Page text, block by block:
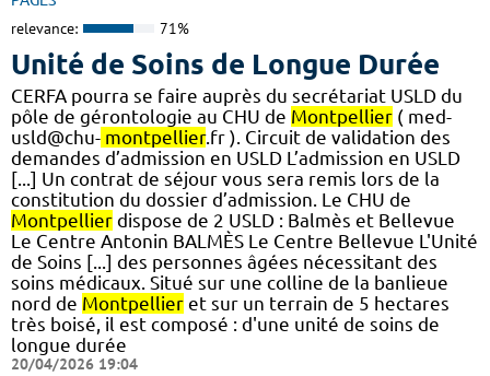
relevance: 71%
Unité de Soins de Longue Durée
CERFA pourra se faire auprès du secrétariat USLD du
pôle de gérontologie au CHU de Montpellier ( med-
usld@chu- montpellier.fr ). Circuit de validation des
demandes d’admission en USLD L’admission en USLD
[...] Un contrat de séjour vous sera remis lors de la
constitution du dossier d’admission. Le CHU de
Montpellier dispose de 2 USLD : Balmès et Bellevue
Le Centre Antonin BALMÈS Le Centre Bellevue L'Unité
de Soins [...] des personnes âgées nécessitant des
soins médicaux. Situé sur une colline de la banlieue
nord de Montpellier et sur un terrain de 5 hectares
très boisé, il est composé : d'une unité de soins de
longue durée
20/04/2026 19:04